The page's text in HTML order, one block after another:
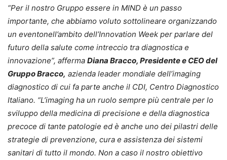
“Per il nostro Gruppo essere in MIND è un passo
importante, che abbiamo voluto sottolineare organizzando
un eventonell’ambito dell’Innovation Week per parlare del
futuro della salute come intreccio tra diagnostica e
innovazione”, afferma Diana Bracco, Presidente e CEO del
Gruppo Bracco, azienda leader mondiale dell’imaging
diagnostico di cui fa parte anche il CDI, Centro Diagnostico
Italiano. “L’imaging ha un ruolo sempre più centrale per lo
sviluppo della medicina di precisione e della diagnostica
precoce di tante patologie ed è anche uno dei pilastri delle
strategie di prevenzione, cura e assistenza dei sistemi
sanitari di tutto il mondo. Non a caso il nostro obiettivo